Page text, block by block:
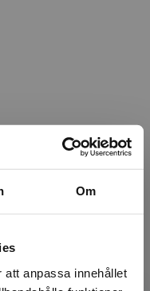
Om
att anpassa innehållet